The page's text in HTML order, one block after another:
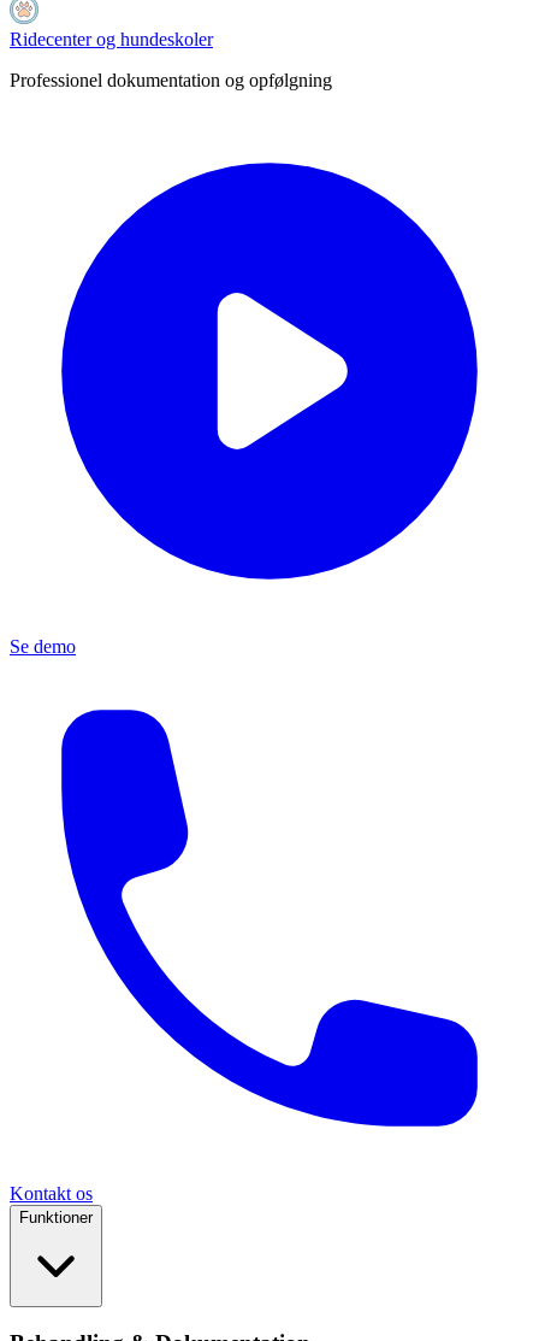
Ridecenter og hundeskoler
Professionel dokumentation og opfølgning
Se demo
Kontakt os
Funktioner